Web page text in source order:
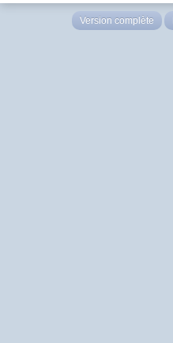
Version complète